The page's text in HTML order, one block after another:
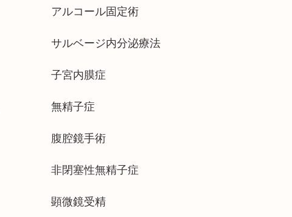
アルコール固定術
サルベージ内分泌療法
子宮内膜症
無精子症
腹腔鏡手術
非閉塞性無精子症
顕微鏡受精